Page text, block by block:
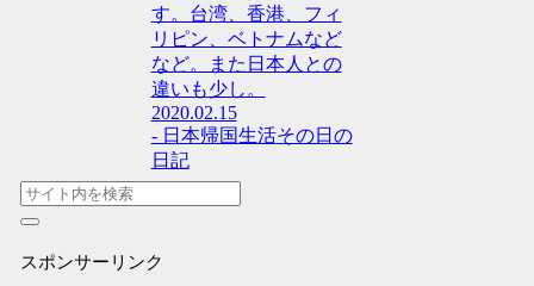
す。台湾、香港、フィ
リピン、ベトナムなど
など。また日本人との
違いも少し。
2020.02.15
- 日本帰国生活その日の
日記
スポンサーリンク